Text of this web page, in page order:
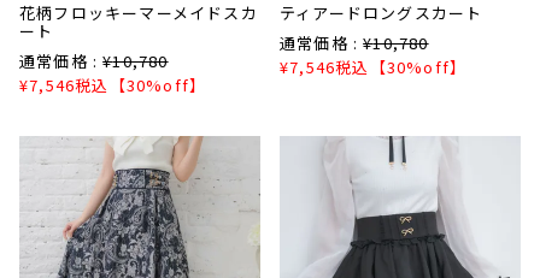
花柄フロッキーマーメイドスカ
ート
通常価格 : ¥10,780
¥7,546税込 【30%off】
ティアードロングスカート
通常価格 : ¥10,780
¥7,546税込 【30%off】